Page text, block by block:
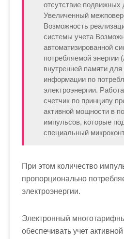
отсутствие подвижных
Увеличенный
Возможность
системы учета
автоматизированной
потребляемой
внутренней памяти для
информации по
электроэнергии.
счетчик по принципу
активной мощности в
импульсов, которые
специальный
При этом количество
пропорционально
электроэнергии.
Электронный
обеспечивать учет